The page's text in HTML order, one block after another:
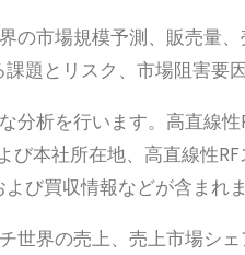
の市場規模予測、販売量
題とリスク、市場阻害要因
分析を行います。高直線
び本社所在地、高直線性
買収情報などが含まれま
世界の売上、売上市場シ